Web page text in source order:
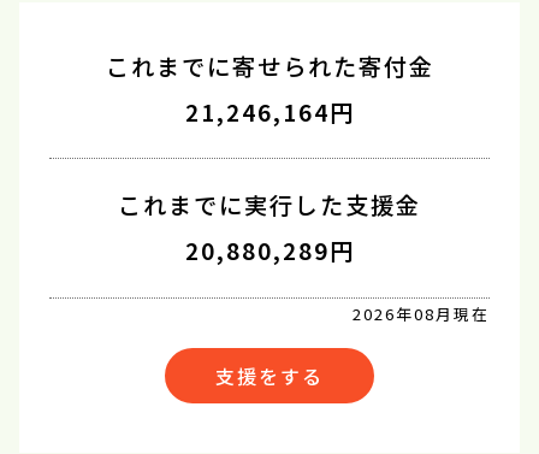
これまでに寄せられた寄付金
21,246,164円
これまでに実行した支援金
20,880,289円
2026年08月現在
支援をする